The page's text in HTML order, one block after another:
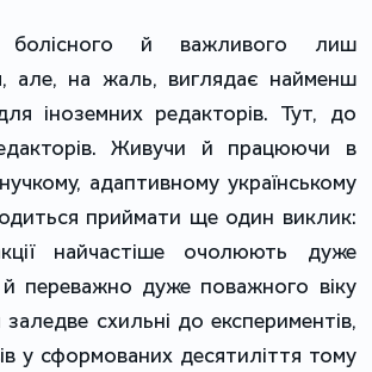
й важливого лиш
але, на жаль, виглядає найменш
іноземних редакторів. Тут, до
Живучи й працюючи в
адаптивному українському
приймати ще один виклик:
найчастіше очолюють дуже
й переважно дуже поважного віку
схильні до експериментів,
у сформованих десятиліття тому